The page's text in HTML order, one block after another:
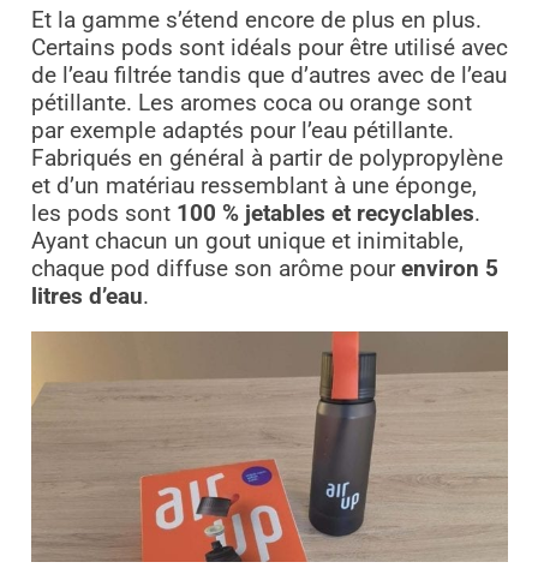
Et la gamme s’étend encore de plus en plus.
Certains pods sont idéals pour être utilisé avec
de l’eau filtrée tandis que d’autres avec de l’eau
pétillante. Les aromes coca ou orange sont
par exemple adaptés pour l’eau pétillante.
Fabriqués en général à partir de polypropylène
et d’un matériau ressemblant à une éponge,
les pods sont 100 % jetables et recyclables.
Ayant chacun un gout unique et inimitable,
chaque pod diffuse son arôme pourenviron 5
litres d’eau.